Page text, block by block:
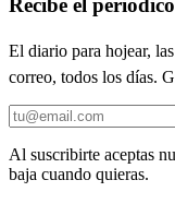
Recibe el
El diario para hojear,
correo, todos los días.
Al suscribirte aceptas
baja cuando quieras.